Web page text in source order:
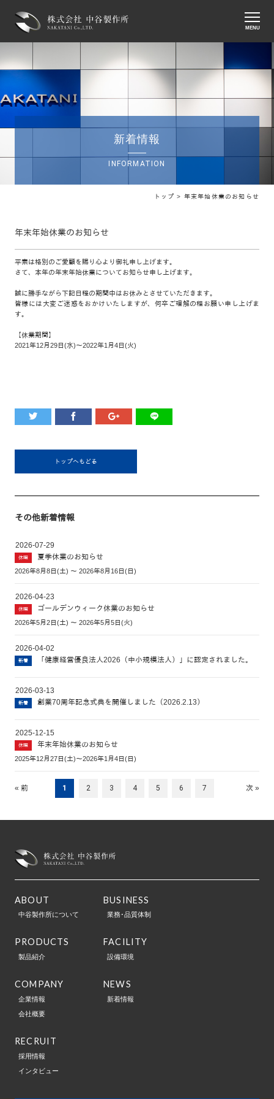
MENU
新着情報
INFORMATION
トップ > 年末年始休業のお知らせ
年末年始休業のお知らせ
平素は格別のご愛顧を賜り心より御礼申し上げます。
さて、本年の年末年始休業についてお知らせ申し上げます。
誠に勝手ながら下記日程の期間中はお休みとさせていただきます。
皆様には大変ご迷惑をおかけいたしますが、何卒ご理解の程お願い申し上げま
す。
【休業期間】
2021年12月29日(水)～2022年1月4日(火)
トップへもどる
その他新着情報
2026-07-29
休暇 夏季休業のお知らせ
2026年8月8日(土) ～ 2026年8月16日(日)
2026-04-23
休暇 ゴールデンウィーク休業のお知らせ
2026年5月2日(土) ～ 2026年5月5日(火)
2026-04-02
新着 「健康経営優良法人2026（中小規模法人）」に認定されました。
2026-03-13
新着 創業70周年記念式典を開催しました（2026.2.13）
2025-12-15
休暇 年末年始休業のお知らせ
2025年12月27日(土)～2026年1月4日(日)
« 前 1 2 3 4 5 6 7 次 »
ABOUT
中谷製作所について
PRODUCTS
製品紹介
BUSINESS
業務･品質体制
FACILITY
設備環境
COMPANY
企業情報
会社概要
NEWS
新着情報
RECRUIT
採用情報
インタビュー